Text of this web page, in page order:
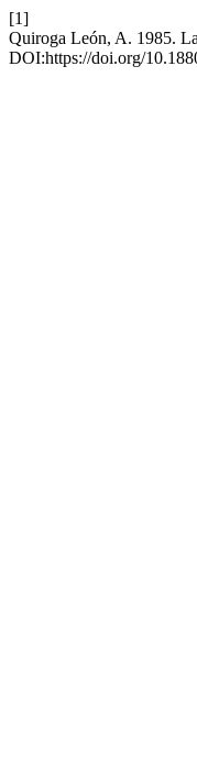
[1]
Quiroga León, A. 1985.
DOI:https://doi.org/